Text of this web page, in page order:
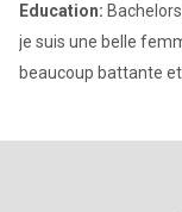
Education:
je suis une belle
beaucoup battante